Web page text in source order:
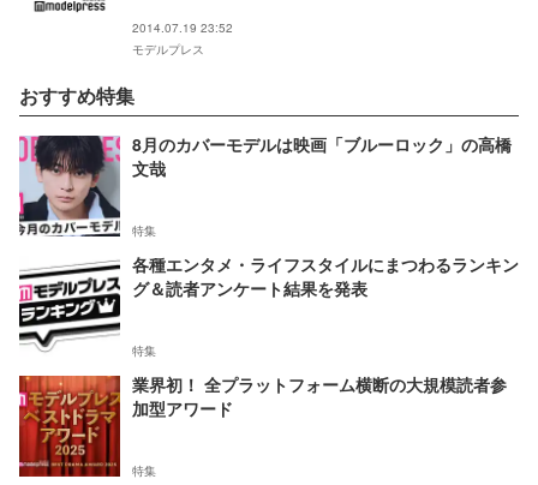
2014.07.19 23:52
モデルプレス
おすすめ特集
8月のカバーモデルは映画「ブルーロック」の高橋
文哉
特集
各種エンタメ・ライフスタイルにまつわるランキン
グ＆読者アンケート結果を発表
特集
業界初！ 全プラットフォーム横断の大規模読者参
加型アワード
特集